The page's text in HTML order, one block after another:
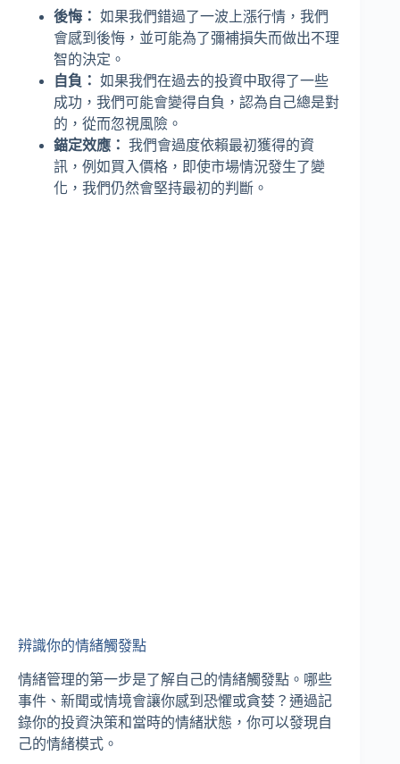
後悔： 如果我們錯過了一波上漲行情，我們
會感到後悔，並可能為了彌補損失而做出不理
智的決定。
自負： 如果我們在過去的投資中取得了一些
成功，我們可能會變得自負，認為自己總是對
的，從而忽視風險。
錨定效應： 我們會過度依賴最初獲得的資
訊，例如買入價格，即使市場情況發生了變
化，我們仍然會堅持最初的判斷。
辨識你的情緒觸發點
情緒管理的第一步是了解自己的情緒觸發點。哪些
事件、新聞或情境會讓你感到恐懼或貪婪？通過記
錄你的投資決策和當時的情緒狀態，你可以發現自
己的情緒模式。